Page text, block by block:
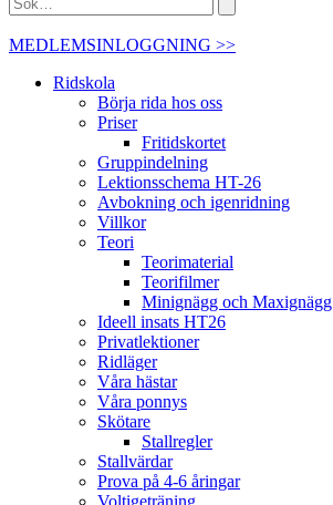
MEDLEMSINLOGGNING >>
Ridskola
Börja rida hos oss
Priser
Fritidskortet
Gruppindelning
Lektionsschema HT-26
Avbokning och igenridning
Villkor
Teori
Teorimaterial
Teorifilmer
Minignägg och Maxignägg
Ideell insats HT26
Privatlektioner
Ridläger
Våra hästar
Våra ponnys
Skötare
Stallregler
Stallvärdar
Prova på 4-6 åringar
Voltigeträning